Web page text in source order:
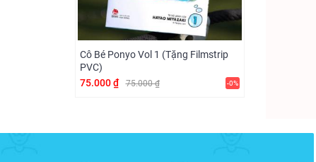
Cô Bé Ponyo Vol 1 (Tặng Filmstrip
PVC)
75.000 ₫
75.000 ₫ -0%